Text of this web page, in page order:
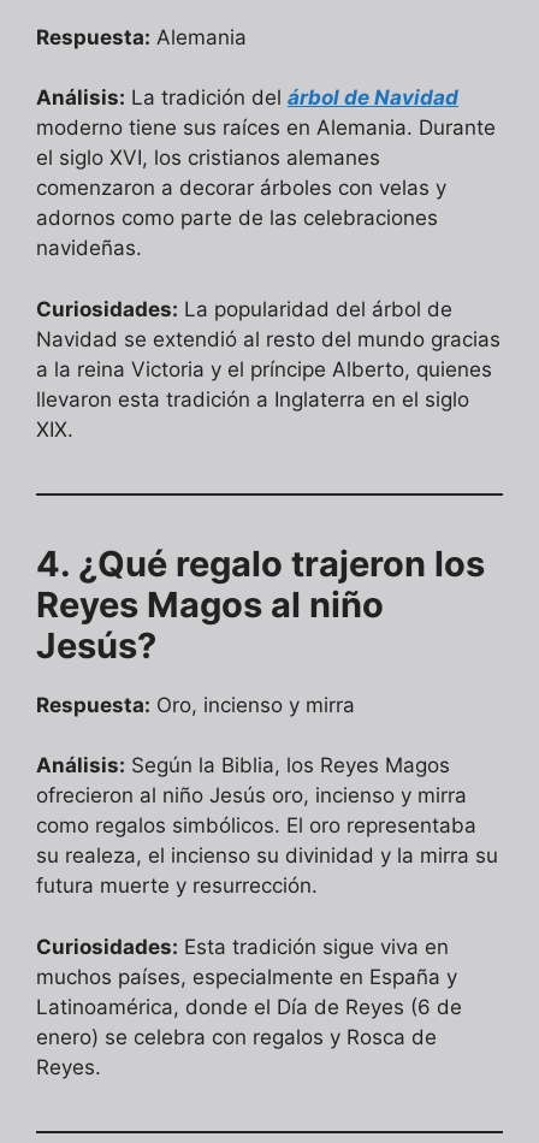
Respuesta: Alemania
Análisis: La tradición del árbol de Navidad
moderno tiene sus raíces en Alemania. Durante
el siglo XVI, los cristianos alemanes
comenzaron a decorar árboles con velas y
adornos como parte de las celebraciones
navideñas.
Curiosidades: La popularidad del árbol de
Navidad se extendió al resto del mundo gracias
a la reina Victoria y el príncipe Alberto, quienes
llevaron esta tradición a Inglaterra en el siglo
XIX.
4. ¿Qué regalo trajeron los
Reyes Magos al niño
Jesús?
Respuesta: Oro, incienso y mirra
Análisis: Según la Biblia, los Reyes Magos
ofrecieron al niño Jesús oro, incienso y mirra
como regalos simbólicos. El oro representaba
su realeza, el incienso su divinidad y la mirra su
futura muerte y resurrección.
Curiosidades: Esta tradición sigue viva en
muchos países, especialmente en España y
Latinoamérica, donde el Día de Reyes (6 de
enero) se celebra con regalos y Rosca de
Reyes.